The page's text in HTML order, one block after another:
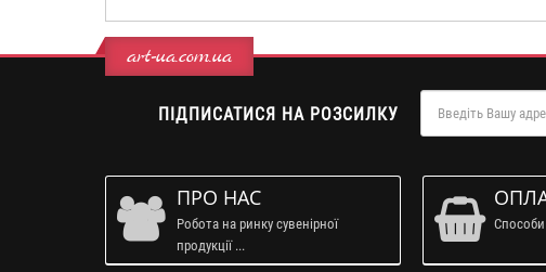
art-ua.com.ua
ПІДПИСАТИСЯ НА РОЗСИЛКУ
ПРО НАС
Робота на ринку сувенірної
продукції ...